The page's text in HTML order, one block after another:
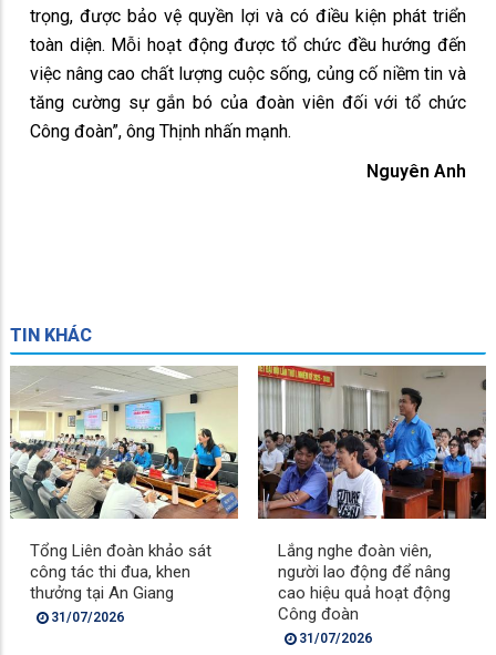
trọng, được bảo vệ quyền lợi và có điều kiện phát triển
toàn diện. Mỗi hoạt động được tổ chức đều hướng đến
việc nâng cao chất lượng cuộc sống, củng cố niềm tin và
tăng cường sự gắn bó của đoàn viên đối với tổ chức
Công đoàn”, ông Thịnh nhấn mạnh.
Nguyên Anh
TIN KHÁC
Tổng Liên đoàn khảo sát
công tác thi đua, khen
thưởng tại An Giang
31/07/2026
Lắng nghe đoàn viên,
người lao động để nâng
cao hiệu quả hoạt động
Công đoàn
31/07/2026